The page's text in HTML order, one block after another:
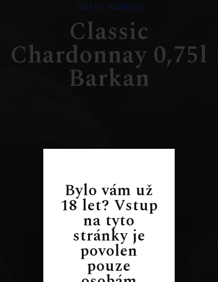
ELIT UT ALIQUAM
Classic
Chardonnay 0,75l
Barkan
Bylo vám už
18 let? Vstup
na tyto
stránky je
povolen
pouze